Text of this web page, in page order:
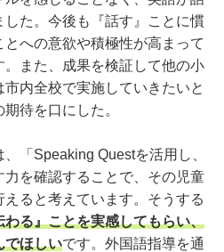
た。今後も『話す』ことに慣
への意欲や積極性が高まって
また、成果を検証して他の小
内全校で実施していきたいと
待を口にした。
「Speaking Questを活用し、
を確認することで、その児童
ると考えています。そうする
わる』ことを実感してもらい、
でほしいです。外国語指導を通